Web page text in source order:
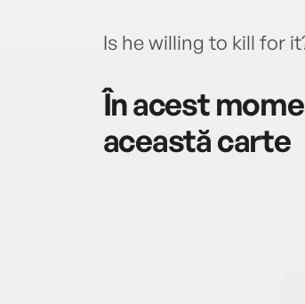
Is he willing to kill for
În acest
această carte